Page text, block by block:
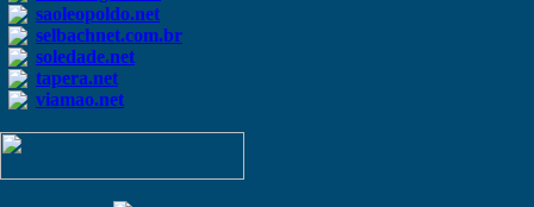
saoleopoldo.net
selbachnet.com.br
soledade.net
tapera.net
viamao.net